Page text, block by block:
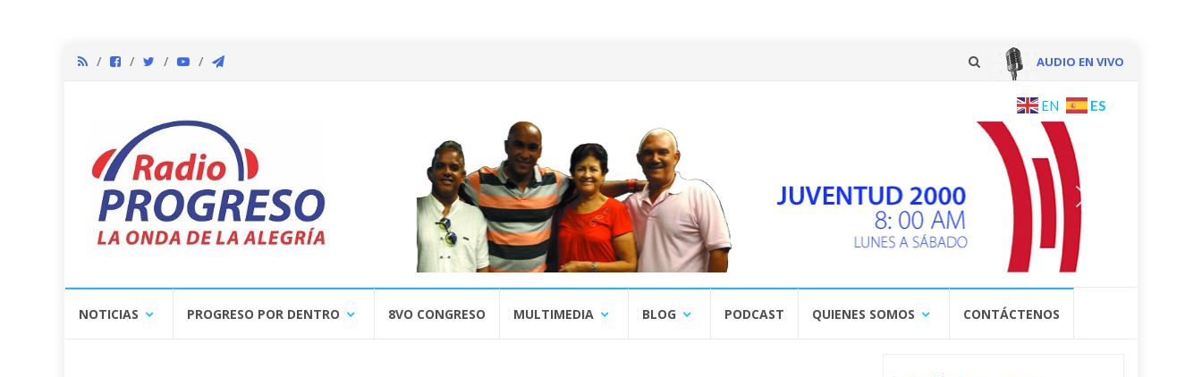
AUDIO EN VIVO
content
EN ES
NOTICIAS PROGRESO POR DENTRO 8VO CONGRESO MULTIMEDIA BLOG PODCAST QUIENES SOMOS CONTÁCTENOS